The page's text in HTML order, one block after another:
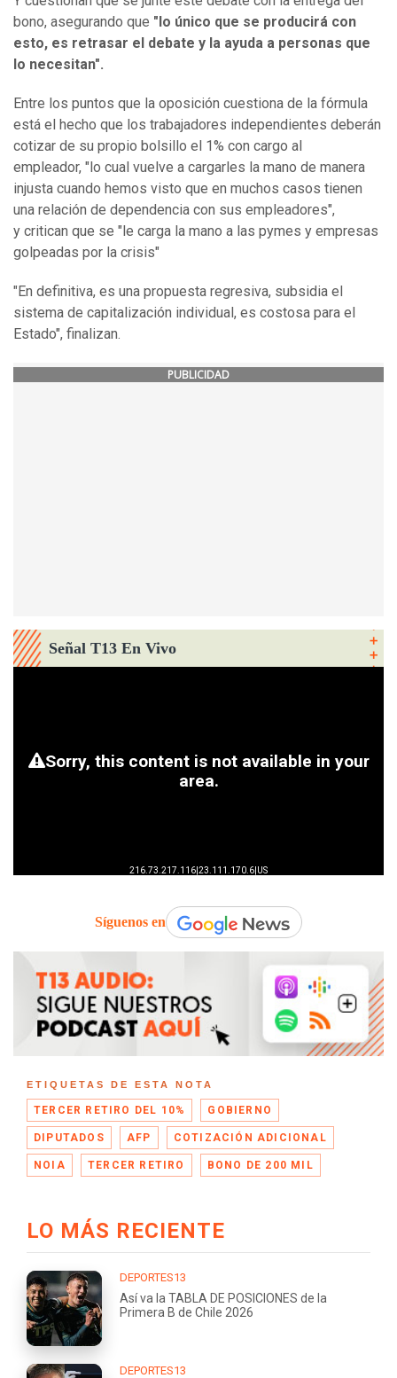
bono, asegurando que "lo único que se producirá con
esto, es retrasar el debate y la ayuda a personas que
lo necesitan".
Entre los puntos que la oposición cuestiona de la fórmula
está el hecho que los trabajadores independientes deberán
cotizar de su propio bolsillo el 1% con cargo al
empleador, "lo cual vuelve a cargarles la mano de manera
injusta cuando hemos visto que en muchos casos tienen
una relación de dependencia con sus empleadores",
y critican que se "le carga la mano a las pymes y empresas
golpeadas por la crisis"
"En definitiva, es una propuesta regresiva, subsidia el
sistema de capitalización individual, es costosa para el
Estado", finalizan.
PUBLICIDAD
Señal T13 En Vivo
Síguenos en
ETIQUETAS DE ESTA NOTA
TERCER RETIRO DEL 10% GOBIERNO
DIPUTADOS AFP COTIZACIÓN ADICIONAL
NOIA TERCER RETIRO BONO DE 200 MIL
LO MÁS RECIENTE
DEPORTES13
Así va la TABLA DE POSICIONES de la
Primera B de Chile 2026
DEPORTES13